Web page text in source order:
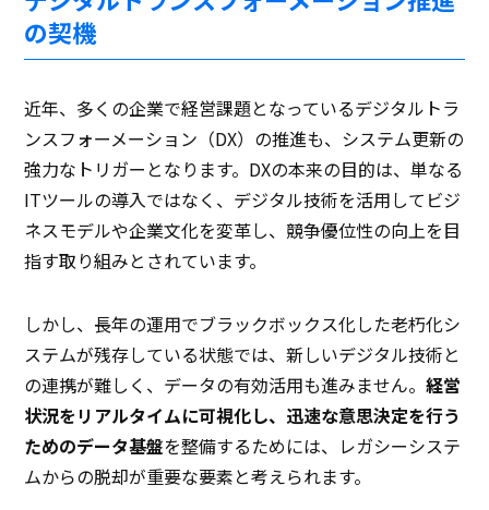
の契機
近年、多くの企業で経営課題となっているデジタルトラ
ンスフォーメーション（DX）の推進も、システム更新の
強力なトリガーとなります。DXの本来の目的は、単なる
ITツールの導入ではなく、デジタル技術を活用してビジ
ネスモデルや企業文化を変革し、競争優位性の向上を目
指す取り組みとされています。
しかし、長年の運用でブラックボックス化した老朽化シ
ステムが残存している状態では、新しいデジタル技術と
の連携が難しく、データの有効活用も進みません。経営
状況をリアルタイムに可視化し、迅速な意思決定を行う
ためのデータ基盤を整備するためには、レガシーシステ
ムからの脱却が重要な要素と考えられます。